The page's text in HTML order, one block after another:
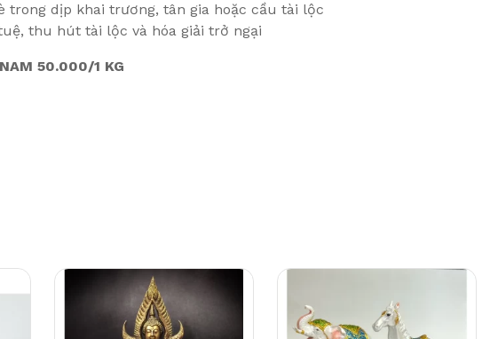
trong dịp khai trương, tân gia hoặc cầu tài lộc
thu hút tài lộc và hóa giải trở ngại
50.000/1 KG